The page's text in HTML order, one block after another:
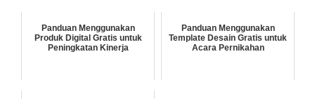
Panduan Menggunakan
Produk Digital Gratis untuk
Peningkatan Kinerja
Panduan Menggunakan
Template Desain Gratis untuk
Acara Pernikahan